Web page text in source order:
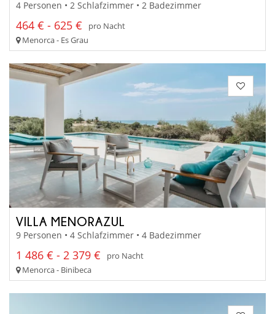
4 Personen • 2 Schlafzimmer • 2 Badezimmer
464 € - 625 €
pro Nacht
Menorca - Es Grau
VILLA MENORAZUL
9 Personen • 4 Schlafzimmer • 4 Badezimmer
1 486 € - 2 379 €
pro Nacht
Menorca - Binibeca